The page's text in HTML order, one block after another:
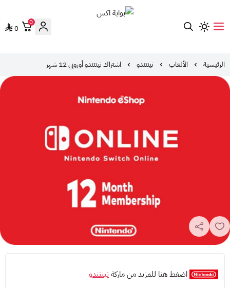
0
0
الرئيسية الألعاب نينتندو اشتراك نينتندو أوروبي 12 شهر
اضغط هنا للمزيد من ماركة نينتندو